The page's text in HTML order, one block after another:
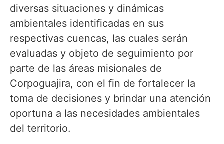
diversas situaciones y dinámicas
ambientales identificadas en sus
respectivas cuencas, las cuales serán
evaluadas y objeto de seguimiento por
parte de las áreas misionales de
Corpoguajira, con el fin de fortalecer la
toma de decisiones y brindar una atención
oportuna a las necesidades ambientales
del territorio.